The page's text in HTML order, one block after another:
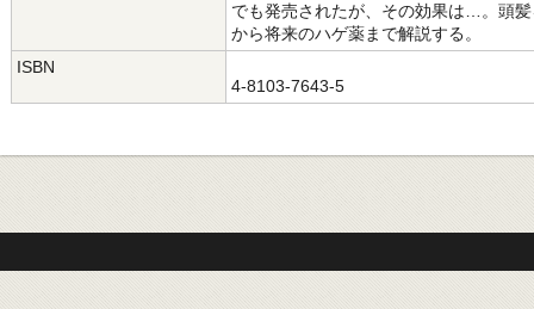
でも発売されたが、その効果は…。頭
から将来のハゲ薬まで解説する。
ISBN
4-8103-7643-5